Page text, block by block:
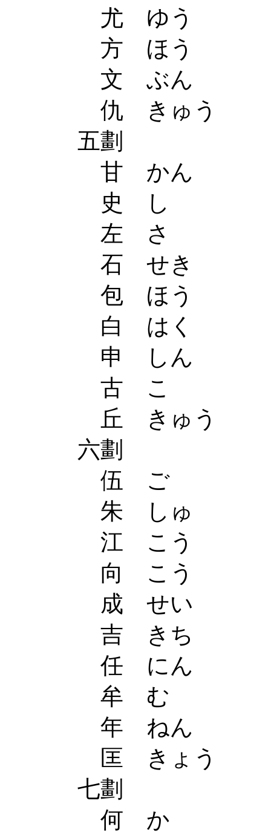
尤 ゆう
方 ほう
文 ぶん
仇 きゅう
五劃
甘 かん
史 し
左 さ
石 せき
包 ほう
白 はく
申 しん
古 こ
丘 きゅう
六劃
伍 ご
朱 しゅ
江 こう
向 こう
成 せい
吉 きち
任 にん
牟 む
年 ねん
匡 きょう
七劃
何 か